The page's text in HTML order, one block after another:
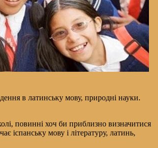
в латинську мову, природні науки.
повинні хоч би приблизно визначитися
іспанську мову і літературу, латинь,